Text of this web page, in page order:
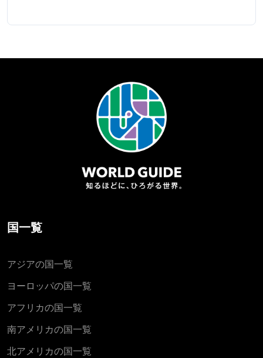
国一覧
アジアの国一覧
ヨーロッパの国一覧
アフリカの国一覧
南アメリカの国一覧
北アメリカの国一覧